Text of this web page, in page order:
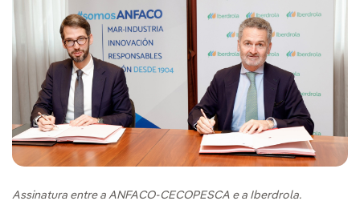
Assinatura entre a ANFACO-CECOPESCA e a Iberdrola.